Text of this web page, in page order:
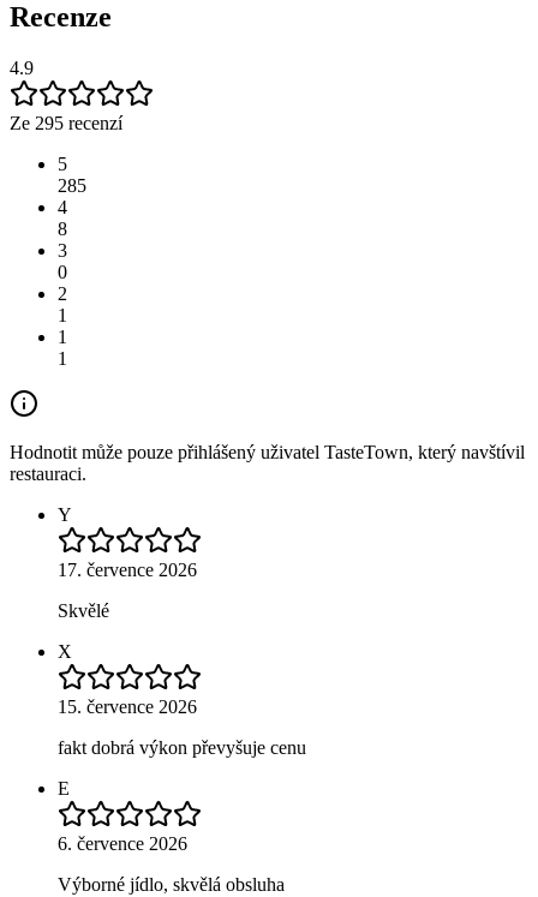
Recenze
4.9
Ze 295 recenzí
5
285
4
8
3
0
2
1
1
1
Hodnotit může pouze přihlášený uživatel TasteTown, který navštívil
restauraci.
Y
17. července 2026
Skvělé
X
15. července 2026
fakt dobrá výkon převyšuje cenu
E
6. července 2026
Výborné jídlo, skvělá obsluha